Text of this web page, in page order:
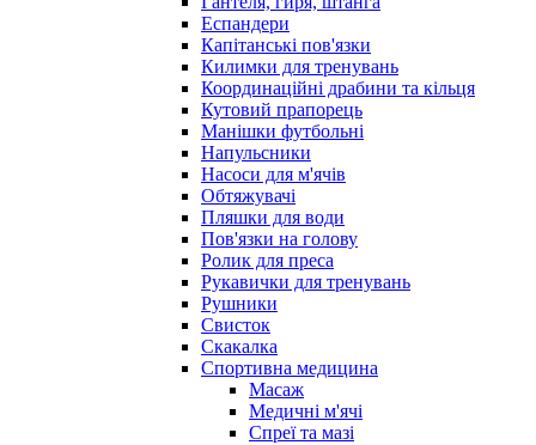
Еспандери
Капітанські пов'язки
Килимки для тренувань
Координаційні драбини та кільця
Кутовий прапорець
Манішки футбольні
Напульсники
Насоси для м'ячів
Обтяжувачі
Пляшки для води
Пов'язки на голову
Ролик для преса
Рукавички для тренувань
Рушники
Свисток
Скакалка
Спортивна медицина
Масаж
Медичні м'ячі
Спреї та мазі